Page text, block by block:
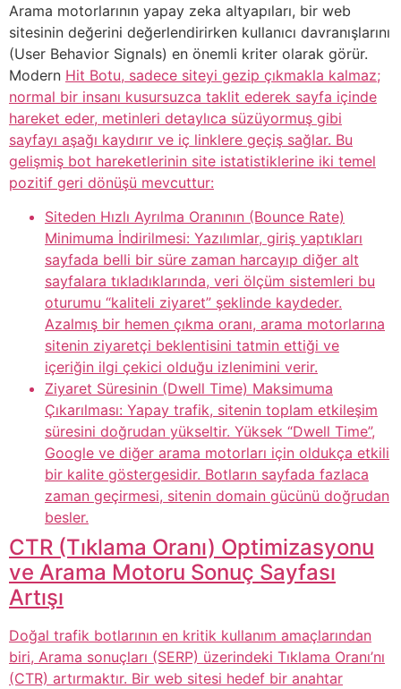
Arama motorlarının yapay zeka altyapıları, bir web
sitesinin değerini değerlendirirken kullanıcı davranışlarını
(User Behavior Signals) en önemli kriter olarak görür.
Modern Hit Botu, sadece siteyi gezip çıkmakla kalmaz;
normal bir insanı kusursuzca taklit ederek sayfa içinde
hareket eder, metinleri detaylıca süzüyormuş gibi
sayfayı aşağı kaydırır ve iç linklere geçiş sağlar. Bu
gelişmiş bot hareketlerinin site istatistiklerine iki temel
pozitif geri dönüşü mevcuttur:
Siteden Hızlı Ayrılma Oranının (Bounce Rate)
Minimuma İndirilmesi: Yazılımlar, giriş yaptıkları
sayfada belli bir süre zaman harcayıp diğer alt
sayfalara tıkladıklarında, veri ölçüm sistemleri bu
oturumu “kaliteli ziyaret” şeklinde kaydeder.
Azalmış bir hemen çıkma oranı, arama motorlarına
sitenin ziyaretçi beklentisini tatmin ettiği ve
içeriğin ilgi çekici olduğu izlenimini verir.
Ziyaret Süresinin (Dwell Time) Maksimuma
Çıkarılması: Yapay trafik, sitenin toplam etkileşim
süresini doğrudan yükseltir. Yüksek “Dwell Time”,
Google ve diğer arama motorları için oldukça etkili
bir kalite göstergesidir. Botların sayfada fazlaca
zaman geçirmesi, sitenin domain gücünü doğrudan
besler.
CTR (Tıklama Oranı) Optimizasyonu
ve Arama Motoru Sonuç Sayfası
Artışı
Doğal trafik botlarının en kritik kullanım amaçlarından
biri, Arama sonuçları (SERP) üzerindeki Tıklama Oranı’nı
(CTR) artırmaktır. Bir web sitesi hedef bir anahtar